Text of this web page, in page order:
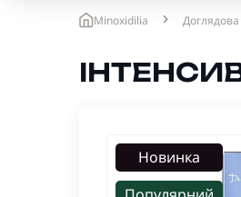
Minoxidilia
Новинка